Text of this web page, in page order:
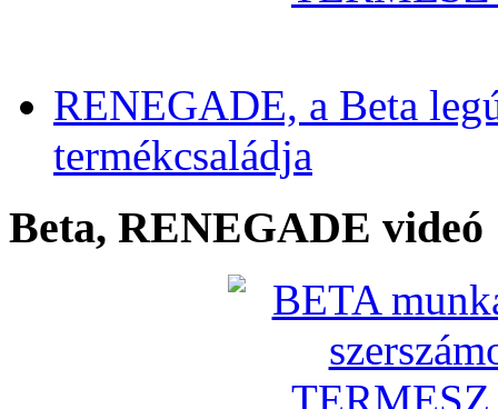
RENEGADE, a Beta
termékcsaládja
Beta, RENEGADE videó